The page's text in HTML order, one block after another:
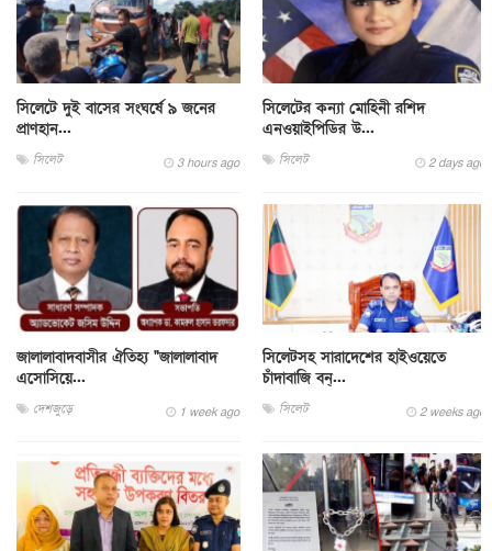
সিলেটে দুই বাসের সংঘর্ষে ৯ জনের
প্রাণহান...
সিলেট 3 hours ago
সিলেটের কন্যা মোহিনী রশিদ
এনওয়াইপিডির উ...
সিলেট 2 days ago
জালালাবাদবাসীর ঐতিহ্য "জালালাবাদ
এসোসিয়ে...
দেশজুড়ে 1 week ago
সিলেটসহ সারাদেশের হাইওয়েতে
চাঁদাবাজি বন্...
সিলেট 2 weeks ago